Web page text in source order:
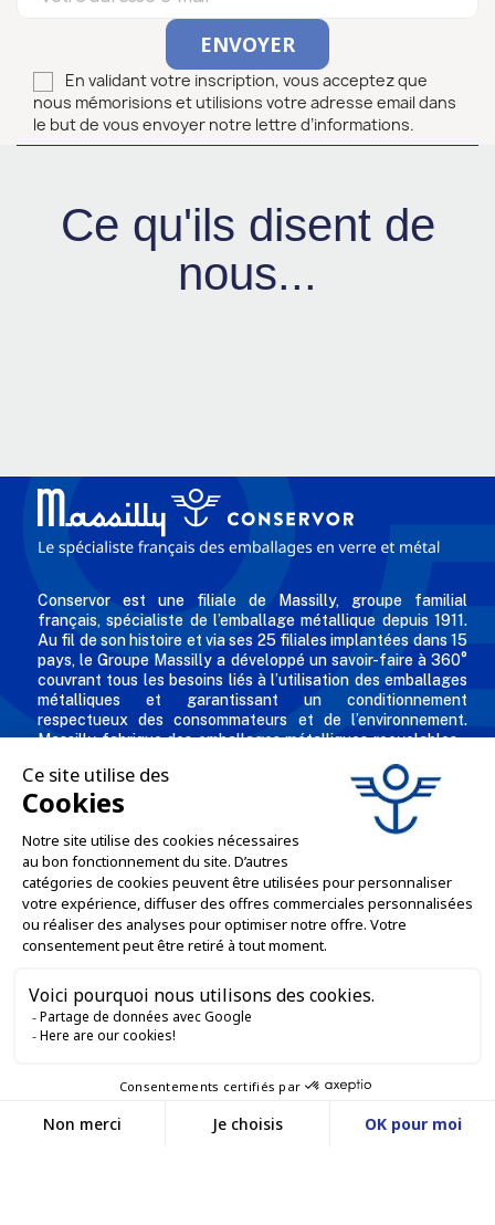
En validant votre inscription, vous acceptez que
nous mémorisions et utilisions votre adresse email dans
le but de vous envoyer notre lettre d’informations.
Ce qu'ils disent de
nous...
Conservor est une filiale de Massilly, groupe familial
français, spécialiste de l’emballage métallique depuis 1911.
Au fil de son histoire et via ses 25 filiales implantées dans 15
pays, le Groupe Massilly a développé un savoir-faire à 360°
couvrant tous les besoins liés à l’utilisation des emballages
métalliques et garantissant un conditionnement
respectueux des consommateurs et de l’environnement.
Massilly fabrique des emballages métalliques recyclables -
comme les capsules twist, conserves, aérosols, emballages
industriels, boîtes décorées et personnalisées pour les
professionnels de l'agro alimentaire et des industries
L'ENTREPRISE
NOS OFFRES
SERVICES VENTE EN LIGNE
GARDONS LE CONTACT